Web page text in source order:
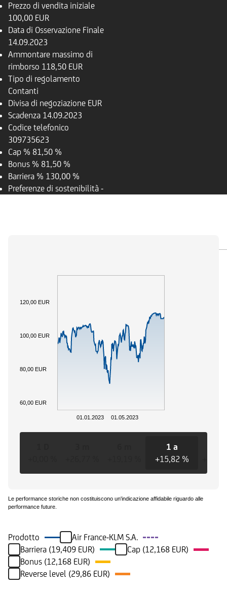
Prezzo di vendita iniziale
100,00 EUR
Data di Osservazione Finale
14.09.2023
Ammontare massimo di
rimborso 118,50 EUR
Tipo di regolamento
Contanti
Divisa di negoziazione EUR
Scadenza 14.09.2023
Codice telefonico
309735623
Cap % 81,50 %
Bonus % 81,50 %
Barriera % 130,00 %
Preferenze di sostenibilità -
01.01.2023 01.05.2023
60,00 EUR
80,00 EUR
100,00 EUR
120,00 EUR
1 a
+15,82 %
Le performance storiche non costituiscono un'indicazione affidabile riguardo alle
performance future.
Prodotto
Air France-KLM S.A.
Barriera (19,409 EUR)
Cap (12,168 EUR)
Bonus (12,168 EUR)
Reverse level (29,86 EUR)